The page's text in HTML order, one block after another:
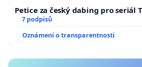
Petice za český dabing pro seriál
7 podpisů
Oznámení o transparentnosti